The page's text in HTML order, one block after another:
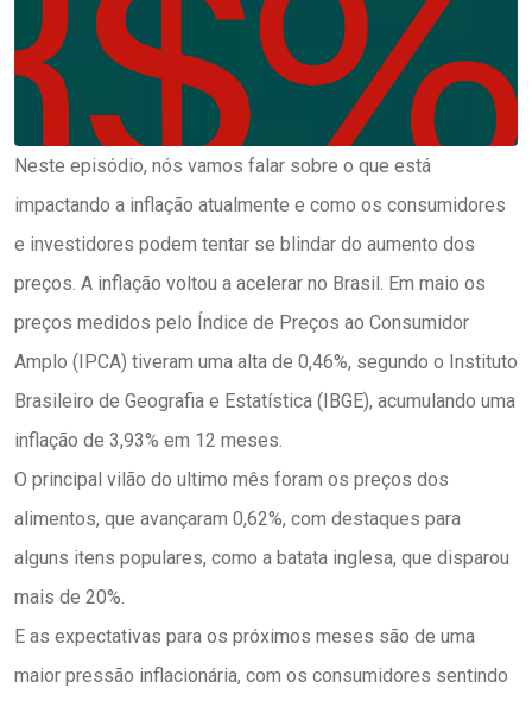
Neste episódio, nós vamos falar sobre o que está
impactando a inflação atualmente e como os consumidores
e investidores podem tentar se blindar do aumento dos
preços. A inflação voltou a acelerar no Brasil. Em maio os
preços medidos pelo Índice de Preços ao Consumidor
Amplo (IPCA) tiveram uma alta de 0,46%, segundo o Instituto
Brasileiro de Geografia e Estatística (IBGE), acumulando uma
inflação de 3,93% em 12 meses.
O principal vilão do ultimo mês foram os preços dos
alimentos, que avançaram 0,62%, com destaques para
alguns itens populares, como a batata inglesa, que disparou
mais de 20%.
E as expectativas para os próximos meses são de uma
maior pressão inflacionária, com os consumidores sentindo